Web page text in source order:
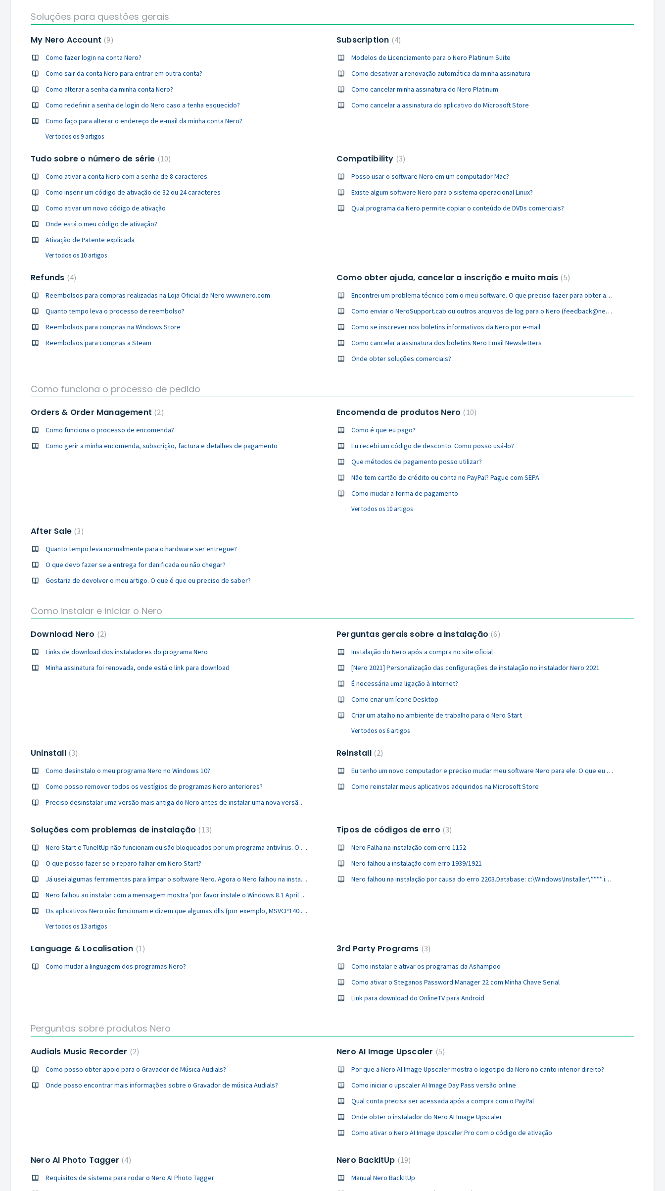
Soluções para questões gerais
My Nero Account 9
Como fazer login na conta Nero?
Como sair da conta Nero para entrar em outra conta?
Como alterar a senha da minha conta Nero?
Como redefinir a senha de login do Nero caso a tenha esquecido?
Como faço para alterar o endereço de e-mail da minha conta Nero?
Ver todos os 9 artigos
Subscription 4
Modelos de Licenciamento para o Nero Platinum Suite
Como desativar a renovação automática da minha assinatura
Como cancelar minha assinatura do Nero Platinum
Como cancelar a assinatura do aplicativo do Microsoft Store
Tudo sobre o número de série 10
Como ativar a conta Nero com a senha de 8 caracteres.
Como inserir um código de ativação de 32 ou 24 caracteres
Como ativar um novo código de ativação
Onde está o meu código de ativação?
Ativação de Patente explicada
Ver todos os 10 artigos
Compatibility 3
Posso usar o software Nero em um computador Mac?
Existe algum software Nero para o sistema operacional Linux?
Qual programa da Nero permite copiar o conteúdo de DVDs comerciais?
Refunds 4
Reembolsos para compras realizadas na Loja Oficial da Nero www.nero.com
Quanto tempo leva o processo de reembolso?
Reembolsos para compras na Windows Store
Reembolsos para compras a Steam
Como obter ajuda, cancelar a inscrição e muito mais 5
Encontrei um problema técnico com o meu software. O que preciso fazer para obter ajuda?
Como enviar o NeroSupport.cab ou outros arquivos de log para o Nero (feedback@nero.com)
Como se inscrever nos boletins informativos da Nero por e-mail
Como cancelar a assinatura dos boletins Nero Email Newsletters
Onde obter soluções comerciais?
Como funciona o processo de pedido
Orders & Order Management 2
Como funciona o processo de encomenda?
Como gerir a minha encomenda, subscrição, factura e detalhes de pagamento
Encomenda de produtos Nero 10
Como é que eu pago?
Eu recebi um código de desconto. Como posso usá-lo?
Que métodos de pagamento posso utilizar?
Não tem cartão de crédito ou conta no PayPal? Pague com SEPA
Como mudar a forma de pagamento
Ver todos os 10 artigos
After Sale 3
Quanto tempo leva normalmente para o hardware ser entregue?
O que devo fazer se a entrega for danificada ou não chegar?
Gostaria de devolver o meu artigo. O que é que eu preciso de saber?
Como instalar e iniciar o Nero
Download Nero 2
Links de download dos instaladores do programa Nero
Minha assinatura foi renovada, onde está o link para download
Perguntas gerais sobre a instalação 6
Instalação do Nero após a compra no site oficial
[Nero 2021] Personalização das configurações de instalação no instalador Nero 2021
É necessária uma ligação à Internet?
Como criar um Ícone Desktop
Criar um atalho no ambiente de trabalho para o Nero Start
Ver todos os 6 artigos
Uninstall 3
Como desinstalo o meu programa Nero no Windows 10?
Como posso remover todos os vestígios de programas Nero anteriores?
Preciso desinstalar uma versão mais antiga do Nero antes de instalar uma nova versão do produto?
Reinstall 2
Eu tenho um novo computador e preciso mudar meu software Nero para ele. O que eu devo fazer?
Como reinstalar meus aplicativos adquiridos na Microsoft Store
Soluções com problemas de instalação 13
Nero Start e TuneItUp não funcionam ou são bloqueados por um programa antivírus. O que eu posso fazer?
O que posso fazer se o reparo falhar em Nero Start?
Já usei algumas ferramentas para limpar o software Nero. Agora o Nero falhou na instalação
Nero falhou ao instalar com a mensagem mostra 'por favor instale o Windows 8.1 April 2014 Update' no meu Windows 8.1
Os aplicativos Nero não funcionam e dizem que algumas dlls (por exemplo, MSVCP140.dll, api-ms-win-crin-crin-runtime-l1-1-0.dll, etc) estão faltando
Ver todos os 13 artigos
Tipos de códigos de erro 3
Nero Falha na instalação com erro 1152
Nero falhou a instalação com erro 1939/1921
Nero falhou na instalação por causa do erro 2203.Database: c:\Windows\Installer\****.ipi. cannot open the database file. Erro de sistema -2147287035
Language & Localisation 1
Como mudar a linguagem dos programas Nero?
3rd Party Programs 3
Como instalar e ativar os programas da Ashampoo
Como ativar o Steganos Password Manager 22 com Minha Chave Serial
Link para download do OnlineTV para Android
Perguntas sobre produtos Nero
Audials Music Recorder 2
Como posso obter apoio para o Gravador de Música Audials?
Onde posso encontrar mais informações sobre o Gravador de música Audials?
Nero AI Image Upscaler 5
Por que a Nero AI Image Upscaler mostra o logotipo da Nero no canto inferior direito?
Como iniciar o upscaler AI Image Day Pass versão online
Qual conta precisa ser acessada após a compra com o PayPal
Onde obter o instalador do Nero AI Image Upscaler
Como ativar o Nero AI Image Upscaler Pro com o código de ativação
Nero AI Photo Tagger 4
Requisitos de sistema para rodar o Nero AI Photo Tagger
Nero BackItUp 19
Manual Nero BackItUp